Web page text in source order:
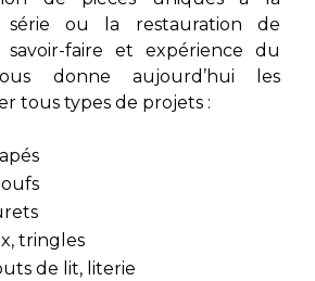
série ou la restauration de
faire et expérience du
donne aujourd’hui les
tous types de projets :
tringles
de lit, literie